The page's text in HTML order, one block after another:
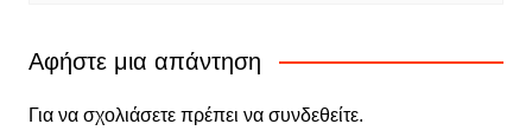
Αφήστε μια απάντηση
Για να σχολιάσετε πρέπει να συνδεθείτε.